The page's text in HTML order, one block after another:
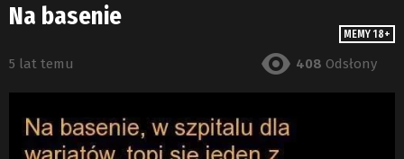
MEMY 18+
Na basenie
5 lat temu 408 Odsłony